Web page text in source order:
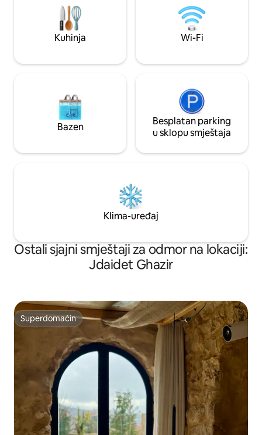
pametni TV i vešernicu, što je čini
idealnom za duže boravke kao i za
vikend-putovanja
staza i kafića,
pogodnošću
Idealno za
putovanja.
Kuhinja Wi-Fi
Bazen
Besplatan parking
u sklopu smještaja
Klima-uređaj
Ostali sjajni smještaji za odmor na lokaciji:
Jdaidet Ghazir
Superdomaćin
Superdomaćin